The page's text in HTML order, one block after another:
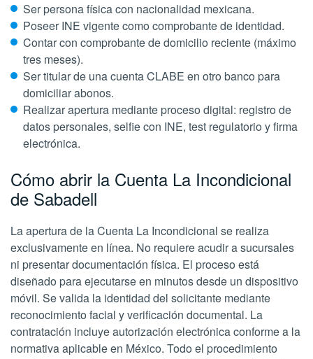
Ser persona física con nacionalidad mexicana.
Poseer INE vigente como comprobante de identidad.
Contar con comprobante de domicilio reciente (máximo
tres meses).
Ser titular de una cuenta CLABE en otro banco para
domiciliar abonos.
Realizar apertura mediante proceso digital: registro de
datos personales, selfie con INE, test regulatorio y firma
electrónica.
Cómo abrir la Cuenta La Incondicional
de Sabadell
La apertura de la Cuenta La Incondicional se realiza
exclusivamente en línea. No requiere acudir a sucursales
ni presentar documentación física. El proceso está
diseñado para ejecutarse en minutos desde un dispositivo
móvil. Se valida la identidad del solicitante mediante
reconocimiento facial y verificación documental. La
contratación incluye autorización electrónica conforme a la
normativa aplicable en México. Todo el procedimiento